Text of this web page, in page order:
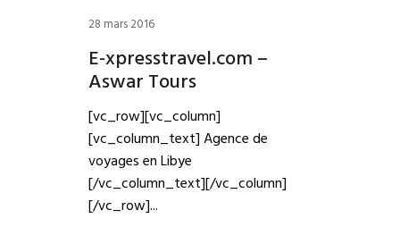
28 mars 2016
E-xpresstravel.com –
Aswar Tours
[vc_row][vc_column]
[vc_column_text] Agence de
voyages en Libye
[/vc_column_text][/vc_column]
[/vc_row]